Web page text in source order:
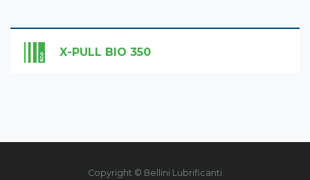
X-PULL BIO 350
Copyright © Bellini Lubrificanti